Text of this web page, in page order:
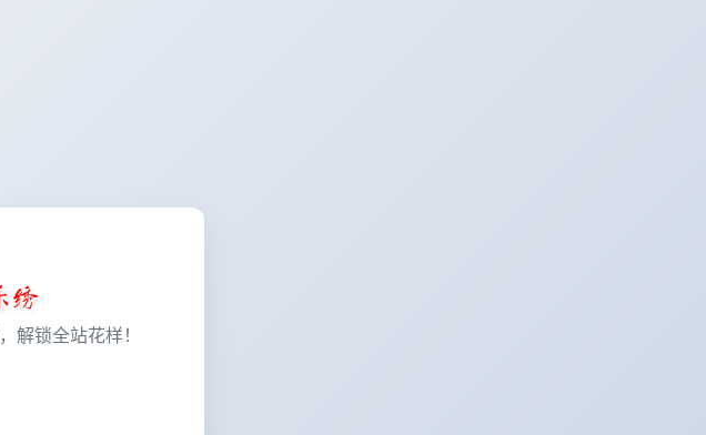
，解锁全站花样！